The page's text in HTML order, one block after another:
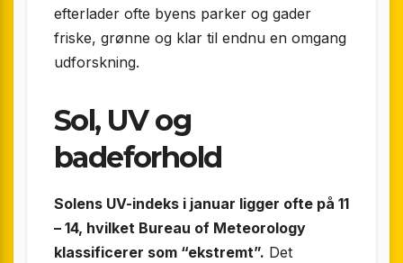
efterlader ofte byens parker og gader
friske, grønne og klar til endnu en omgang
udforskning.
Sol, UV og
badeforhold
Solens UV-indeks i januar ligger ofte på 11
– 14, hvilket Bureau of Meteorology
klassificerer som “ekstremt”. Det